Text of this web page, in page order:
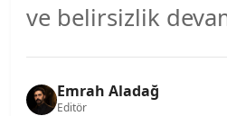
ve belirsizlik
Emrah Aladağ
Editör